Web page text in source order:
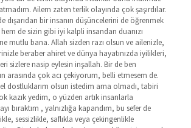
Ailem zaten terlik olayında çok şaşırdılar.
dışarıdan bir insanın düşüncelerini de öğrenmek
de sizin gibi iyi kalpli insandan duanızı
mutlu bana. Allah sizden razı olsun ve ailenizle,
beraber ahiret ve dünya hayatınızda iyilikleri,
sizlere nasip eylesin inşallah. Bir de ben
arasında çok acı çekiyorum, belli etmesem de.
dostluklarım olsun istedim ama olmadı, tabiri
kazık yedim, o yüzden artık insanlarla
bıraktım , yalnızlığa kapandım, bu sefer de
sessizlikle, saflıkla veya çekingenlikle